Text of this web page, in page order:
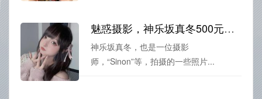
魅惑摄影，神乐坂真冬500元原版大赏。
神乐坂真冬，也是一位摄影
师，“Sinon”等，拍摄的一些照片...